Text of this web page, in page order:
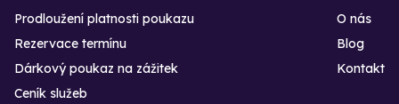
Prodloužení platnosti poukazu
Rezervace termínu
Dárkový poukaz na zážitek
O nás
Blog
Kontakt
Ceník služeb